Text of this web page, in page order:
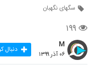
سگهای نگهبان
۱۹۹
M
۰۶ آذر ۱۳۹۹ دنبال